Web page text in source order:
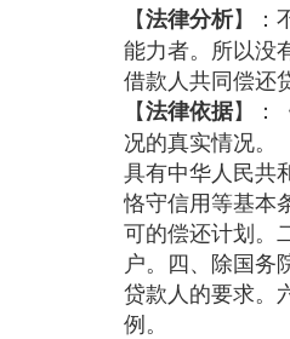
【法律分析】：
能力者。所以没
借款人共同偿还
【法律依据】：
况的真实情况。
具有中华人民共
恪守信用等基本
可的偿还计划。
户。四、除国务
贷款人的要求。
例。